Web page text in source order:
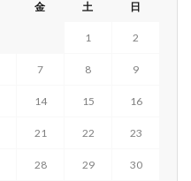
金 土 日
1 2
7 8 9
14 15 16
21 22 23
28 29 30